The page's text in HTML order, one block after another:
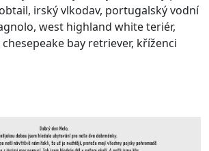
irský vlkodav, portugalský vodní
west highland white teriér,
bay retriever, kříženci